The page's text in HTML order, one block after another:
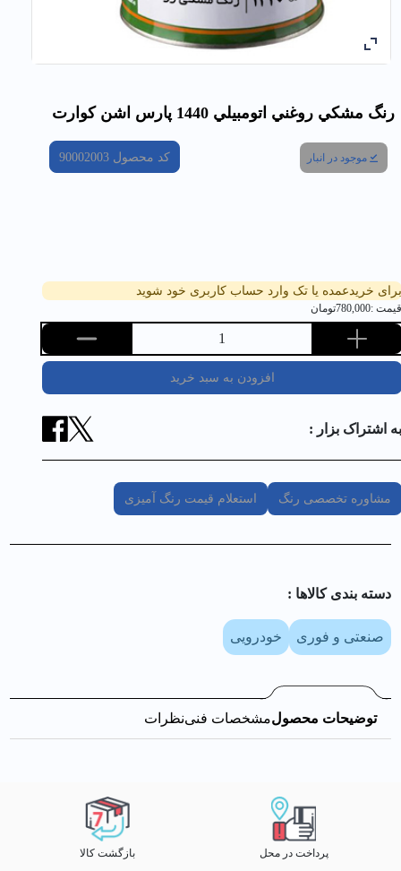
رنگ مشكي روغني اتومبيلي 1440 پارس اشن كوارت
موجود در انبار کد محصول 90002003
برای خریدعمده یا تک وارد حساب کاربری خود شوید
قیمت :780,000تومان
1
افزودن به سبد خرید
به اشتراک بزار :
مشاوره تخصصی رنگ استعلام قیمت رنگ آمیزی
دسته بندی کالا‌ها :
صنعتی و فوری خودرویی
توضیحات محصولمشخصات فنینظرات
پرداخت در محل بازگشت کالا